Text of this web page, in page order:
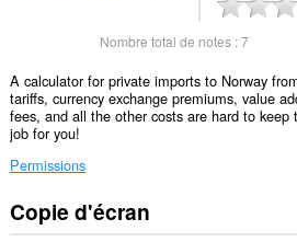
Nombre total de notes :7
A calculator for private imports to Norway
tariffs, currency exchange premiums, value
fees, and all the other costs are hard to
job for you!
Permissions
Cette
extension
Copie d'écran